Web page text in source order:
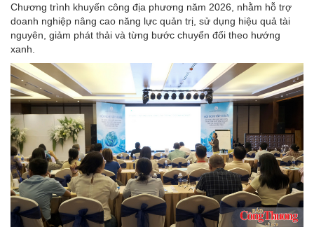
Chương trình khuyến công địa phương năm 2026, nhằm hỗ trợ
doanh nghiệp nâng cao năng lực quản trị, sử dụng hiệu quả tài
nguyên, giảm phát thải và từng bước chuyển đổi theo hướng
xanh.